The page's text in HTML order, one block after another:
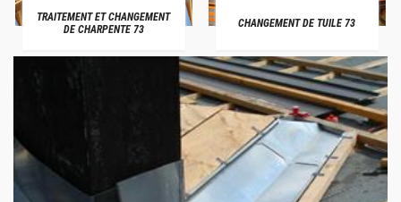
TRAITEMENT ET CHANGEMENT
DE CHARPENTE 73
CHANGEMENT DE TUILE 73